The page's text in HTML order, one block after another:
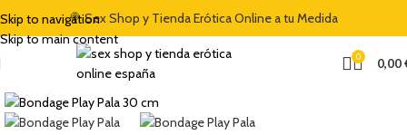
Skip to navigation
Skip to main content
🍭 Sex Shop y Tienda Erótica Online a tu Medida
0 0,00
Clic para ampliar